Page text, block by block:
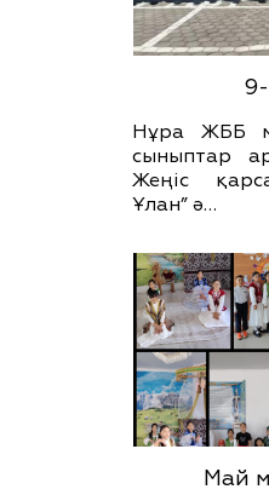
Нұра ЖББ
сыныптар
Жеңіс
Ұлан” ә…
Май